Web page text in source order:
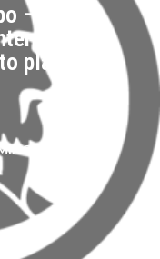
– Reino
plazo